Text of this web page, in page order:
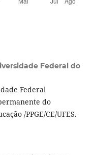
Federal do
Federal
do
/PPGE/CE/UFES.